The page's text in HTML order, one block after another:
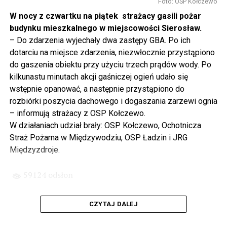
projektowania i dyskusji. Ważny tutaj był wkład
samorządu, ale to rząd PiS podjął w tej sprawie
najważniejsze decyzje. Powstał dzięki ogromnej
determinacji rządu najpierw Pani Premier Beaty Szydło,
a następnie Pana Premiera Mateusza Morawieckiego.
Chciałbym podziękować Panu Premierowi za to jak
osobiście pilnował powstania tej inwestycji. Cieszymy
się, że turyści również korzystają z tunelu, cieszymy się,
że wśród tych 4 milionów samochodów, które
przejechały już otwartym tunelem w Świnoujściu,
przyjechało tutaj do nas tak wielu turystów z zagranicy
– powiedział Wiceprezes PiS Joachim Brudziński w
zainwestowano ogromne pieniądze w modernizację
poszczególnych portów, w tym w Szczecinie, w
W nocy z czwartku na piątek strażacy gasili pożar
budynku mieszkalnego w miejscowości Sierosław.
– Do zdarzenia wyjechały dwa zastępy GBA. Po ich
dotarciu na miejsce zdarzenia, niezwłocznie przystąpiono
do gaszenia obiektu przy użyciu trzech prądów wody. Po
kilkunastu minutach akcji gaśniczej ogień udało się
wstępnie opanować, a następnie przystąpiono do
rozbiórki poszycia dachowego i dogaszania zarzewi ognia
– informują strażacy z OSP Kołczewo.
W działaniach udział brały: OSP Kołczewo, Ochotnicza
Straż Pożarna w Międzywodziu, OSP Ładzin i JRG
Międzyzdroje.
CZYTAJ DALEJ